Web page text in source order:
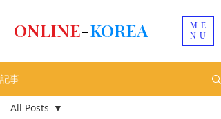
ME
NU
ONLINE-KOREA
記事
All Posts